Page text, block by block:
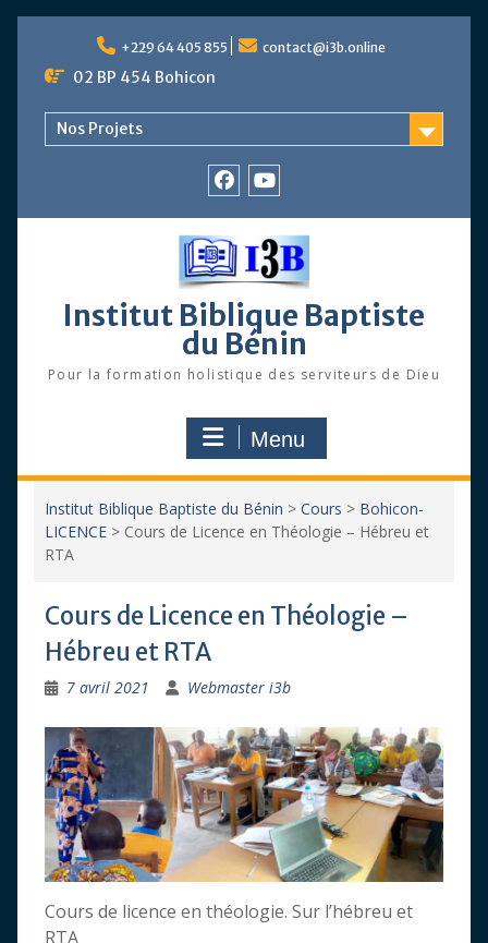
content
+229 64 405 855 contact@i3b.online
02 BP 454 Bohicon
Nos Projets
Youtube
Institut Biblique Baptiste
du Bénin
Pour la formation holistique des serviteurs de Dieu
Menu
Institut Biblique Baptiste du Bénin > Cours > Bohicon-
LICENCE> Cours de Licence en Théologie – Hébreu et
RTA
Cours de Licence en Théologie –
Hébreu et RTA
7 avril 2021 Webmaster i3b
Cours de licence en théologie. Sur l’hébreu et
RTA